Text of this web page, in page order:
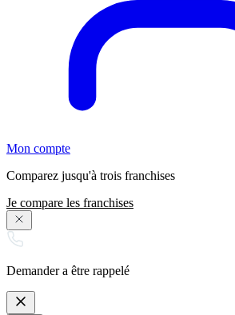
Mon compte
Comparez jusqu'à trois franchises
Je compare les franchises
Demander a être rappelé